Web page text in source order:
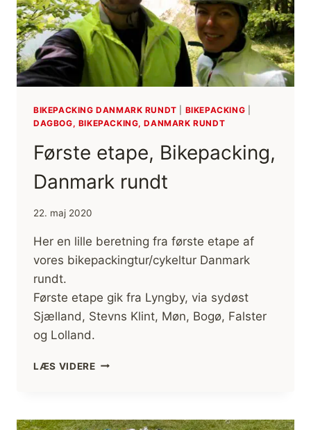
BIKEPACKING DANMARK RUNDT BIKEPACKING
DAGBOG, BIKEPACKING, DANMARK RUNDT
Første etape, Bikepacking,
Danmark rundt
22. maj 2020
Her en lille beretning fra første etape af
vores bikepackingtur/cykeltur Danmark
rundt.
Første etape gik fra Lyngby, via sydøst
Sjælland, Stevns Klint, Møn, Bogø, Falster
og Lolland.
LÆS VIDEREFØRSTE
RUNDT